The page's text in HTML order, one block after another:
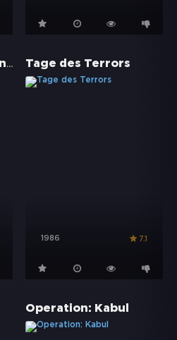
Bang Boom Bang - Ein todsicheres Ding Tage des Terrors
1986 7.1
Operation: Kabul